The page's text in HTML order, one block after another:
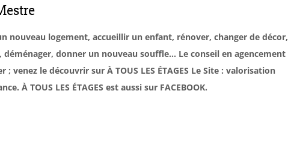
nouveau logement, accueillir un enfant, rénover, changer de décor,
déménager, donner un nouveau souffle… Le conseil en agencement
venez le découvrir sur À TOUS LES ÉTAGES Le Site : valorisation
À TOUS LES ÉTAGES est aussi sur FACEBOOK.